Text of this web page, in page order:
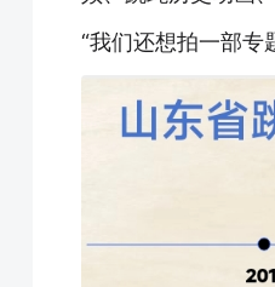
“我们还想拍一部专